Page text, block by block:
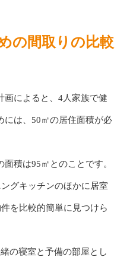
の間取りの比較
画によると、4人家族で健
には、50㎡の居住面積が必
積は95㎡とのことです。
グキッチンのほかに居室
を比較的簡単に見つけら
の寝室と予備の部屋とし